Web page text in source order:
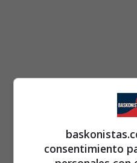
consentimiento